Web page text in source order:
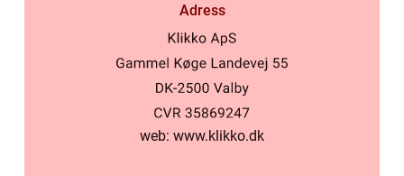
Adress
web: www.klikko.dk